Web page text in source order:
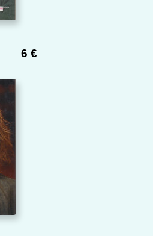
6 €